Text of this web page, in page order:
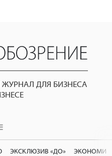
ДЛЯ БИЗНЕСА
ЭКСКЛЮЗИВ «ДО»